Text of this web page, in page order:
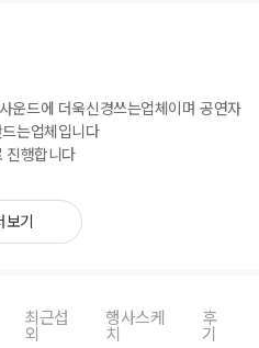
운드에 더욱신경쓰는업체이며 공연자
는업체입니다
진행합니다
보기
최근섭
외
행사스케
치
후
기